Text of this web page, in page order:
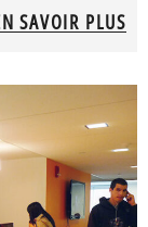
SAVOIR PLUS